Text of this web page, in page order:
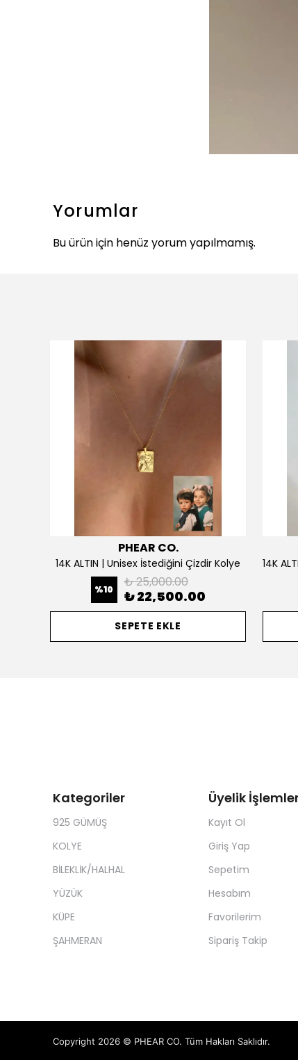
Yorumlar
Bu ürün için henüz yorum yapılmamış.
PHEAR CO.
14K ALTIN | Unisex İstediğini Çizdir Kolye
%10 ₺ 25,000.00
₺ 22,500.00
SEPETE EKLE
Kategoriler
925 GÜMÜŞ
KOLYE
BİLEKLİK/HALHAL
YÜZÜK
KÜPE
ŞAHMERAN
Üyelik
Kayıt Ol
Giriş Yap
Sepetim
Hesabım
Favorilerim
Sipariş Takip
Copyright 2026 © PHEAR CO. Tüm Hakları Saklıdır.